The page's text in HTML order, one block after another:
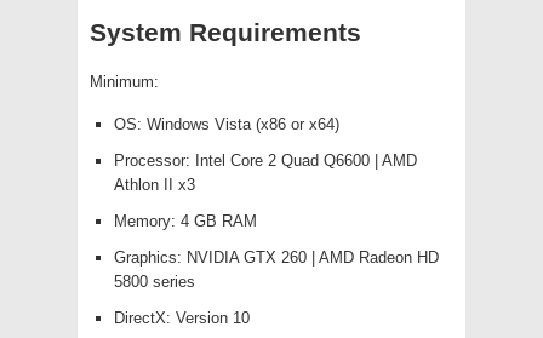
System Requirements
Minimum:
OS: Windows Vista (x86 or x64)
Processor: Intel Core 2 Quad Q6600 | AMD
Athlon II x3
Memory: 4 GB RAM
Graphics: NVIDIA GTX 260 | AMD Radeon HD
5800 series
DirectX: Version 10